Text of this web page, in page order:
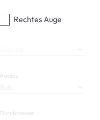
Rechtes Auge
Radius
Durchmesser